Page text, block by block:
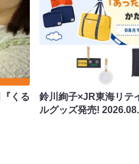
くる
鈴川絢子×JR東海リテ
ルグッズ発売!